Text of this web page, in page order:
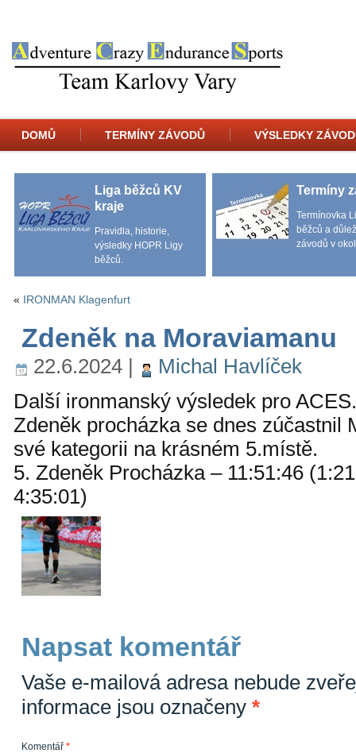
DOMŮ TERMÍNY ZÁVODŮ VÝSLEDKY
Liga běžců KV
kraje
Pravidla, historie,
výsledky HOPR Ligy
běžců.
Termíny
Termínovka
běžců a
závodů v
« IRONMAN Klagenfurt
Zdeněk na Moraviamanu
22.6.2024 |
Michal Havlíček
Další ironmanský výsledek pro ACES.
Zdeněk procházka se dnes zúčastnil
své kategorii na krásném 5.místě.
5. Zdeněk Procházka – 11:51:46
4:35:01)
Napsat komentář
Vaše e-mailová adresa nebude
informace jsou označeny *
Komentář *